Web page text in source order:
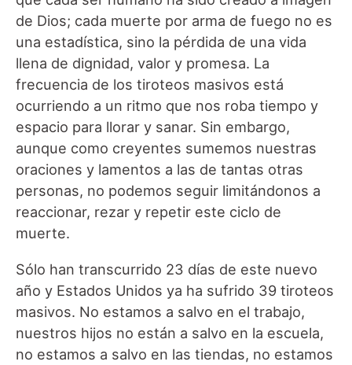
de Dios; cada muerte por arma de fuego no es
una estadística, sino la pérdida de una vida
llena de dignidad, valor y promesa. La
frecuencia de los tiroteos masivos está
ocurriendo a un ritmo que nos roba tiempo y
espacio para llorar y sanar. Sin embargo,
aunque como creyentes sumemos nuestras
oraciones y lamentos a las de tantas otras
personas, no podemos seguir limitándonos a
reaccionar, rezar y repetir este ciclo de
muerte.
Sólo han transcurrido 23 días de este nuevo
año y Estados Unidos ya ha sufrido 39 tiroteos
masivos. No estamos a salvo en el trabajo,
nuestros hijos no están a salvo en la escuela,
no estamos a salvo en las tiendas, no estamos